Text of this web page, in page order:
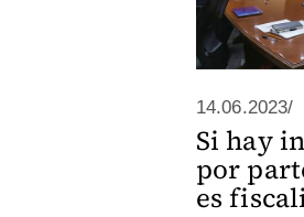
14.06.2023/
Si hay
por
es